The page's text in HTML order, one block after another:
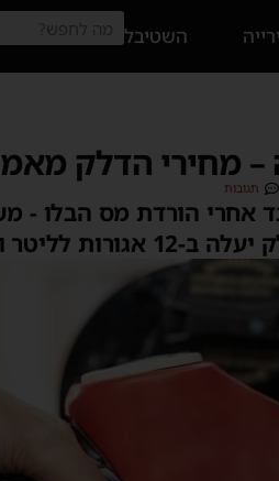
השטיבל
– מחירי הדלק
תגובות
אחרי הורדת מס הבלו -
רף שבעה השקלים